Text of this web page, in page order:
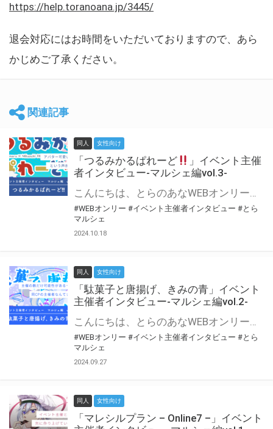
https://help.toranoana.jp/3445/
退会対応にはお時間をいただいておりますので、あら
かじめご了承ください。
関連記事
同人 女性向け
「つるみかるぱれーど
」イベント主催
者インタビュー-マルシェ編vol.3-
こんにちは、とらのあなWEBオンリー運営スタッフです。 新たにお届けする、イベント主催者インタビュー-マルシェ編-は、 とらのあなWEBオンリー「マルシェ」をご利用した主催様に 「マルシェ」を使って開催した感想や心がけをお聞きする企画です。 今回は、WEBオンリー初開催「つるみかるぱれーど
#WEBオンリー #イベント主催者インタビュー #とら
マルシェ
2024.10.18
同人 女性向け
「駄菓子と唐揚げ、きみの青」イベント
主催者インタビュー-マルシェ編vol.2-
こんにちは、とらのあなWEBオンリー運営スタッフです。 新たにお届けする、イベント主催者インタビュー-マルシェ編-は、 とらのあなWEBオンリー「マルシェ」をご利用の主催様に 「マルシェ」を使ってイベントを開催した感想や心がけをお聞きする企画です。 今回は、WEBオンリー初開催「駄菓子と唐揚げ、きみの青」より、 主催のぎこ六屋様にお話を伺いました。 協力：ぎこ六屋様／イベント公式Twitter（@krkgwks） とらのあなWEBオンリー「マルシェ」とは？ WEBオンリーでリアルタイムでコミュニケーションがとれるオンライン会場です。
#WEBオンリー #イベント主催者インタビュー #とら
マルシェ
2024.09.27
同人 女性向け
「マレシルプラン – Online7 –」イベント